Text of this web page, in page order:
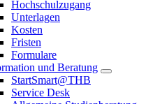
Hochschulzugang
Unterlagen
Kosten
Fristen
Formulare
und Beratung
StartSmart@THB
Service Desk